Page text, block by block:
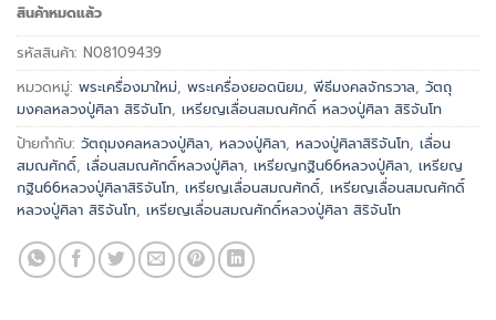
สินค้าหมดแล้ว
รหัสสินค้า: N08109439
หมวดหมู่: พระเครื่องมาใหม่, พระเครื่องยอดนิยม, พีธีมงคลจักรวาล, วัตถุ
มงคลหลวงปู่ศิลา สิริจันโท, เหรียญเลื่อนสมณศักดิ์ หลวงปู่ศิลา สิริจันโท
ป้ายกำกับ: วัตถุมงคลหลวงปู่ศิลา, หลวงปู่ศิลา, หลวงปู่ศิลาสิริจันโท, เลื่อน
สมณศักดิ์, เลื่อนสมณศักดิ์หลวงปู่ศิลา, เหรียญกฐิน66หลวงปู่ศิลา, เหรียญ
กฐิน66หลวงปู่ศิลาสิริจันโท, เหรียญเลื่อนสมณศักดิ์, เหรียญเลื่อนสมณศักดิ์
หลวงปู่ศิลา สิริจันโท, เหรียญเลื่อนสมณศักดิ์หลวงปู่ศิลา สิริจันโท